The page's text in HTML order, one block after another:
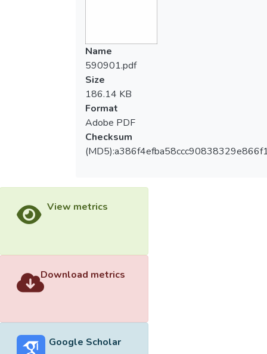
Name
590901.pdf
Size
186.14 KB
Format
Adobe PDF
Checksum
View metrics
Download metrics
Google Scholar